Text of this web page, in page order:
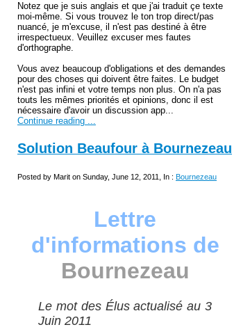
Notez que je suis anglais et que j'ai traduit çe texte
moi-même. Si vous trouvez le ton trop direct/pas
nuancé, je m'excuse, il n'est pas destiné à être
irrespectueux. Veuillez excuser mes fautes
d'orthographe.
Vous avez beaucoup d'obligations et des demandes
pour des choses qui doivent être faites. Le budget
n'est pas infini et votre temps non plus. On n'a pas
touts les mêmes priorités et opinions, donc il est
nécessaire d'avoir un discussion app...
Continue reading ...
Solution Beaufour à Bournezeau
Posted by Marit on Sunday, June 12, 2011, In : Bournezeau
Lettre
d'informations de
Bournezeau
Le mot des Élus actualisé au 3
Juin 2011